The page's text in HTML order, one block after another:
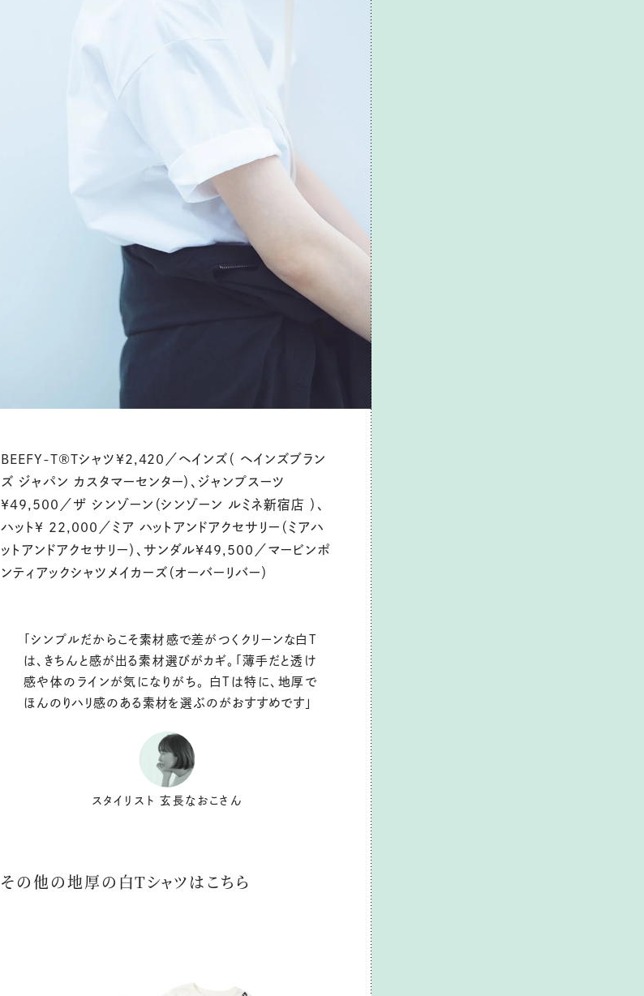
BEEFY-T®Tシャツ¥2,420／ヘインズ（ ヘインズブラン
ズ ジャパン カスタマーセンター）、ジャンプスーツ
¥49,500／ザ シンゾーン（シンゾーン ルミネ新宿店 ）、
ハット¥ 22,000／ミア ハットアンドアクセサリー（ミアハ
ットアンドアクセサリー）、サンダル¥49,500／マービンポ
ンティアックシャツメイカーズ（オーバーリバー）
「シンプルだからこそ素材感で差がつくクリーンな白T
は、きちんと感が出る素材選びがカギ。「薄手だと透け
感や体のラインが気になりがち。 白Tは特に、地厚で
ほんのりハリ感のある素材を選ぶのがおすすめです」
スタイリスト 玄長なおこさん
その他の地厚の白Tシャツはこちら